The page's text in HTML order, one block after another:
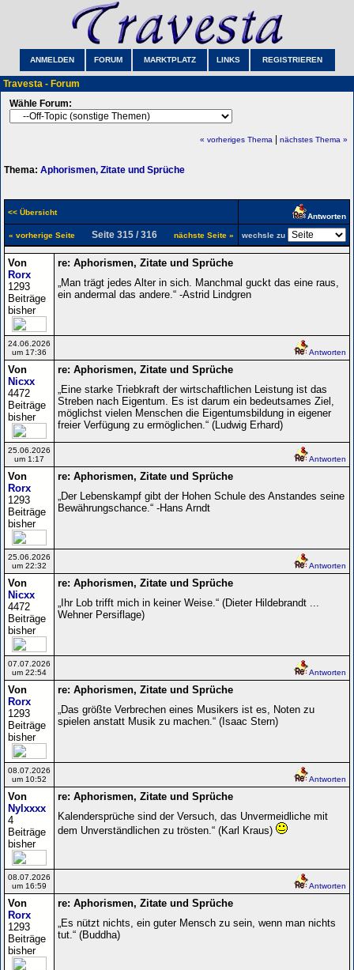
ANMELDEN FORUM MARKTPLATZ LINKS REGISTRIEREN
Travesta - Forum
Wähle Forum:
« vorheriges Thema nächstes Thema »
Thema: Aphorismen, Zitate und Sprüche
<< Übersicht Antworten
« vorherige Seite Seite 315 / 316 nächste Seite » wechsle zu
Von
Rorx
1293
Beiträge
bisher
re: Aphorismen, Zitate und Sprüche
„Man trägt jedes Alter in sich. Manchmal guckt das eine raus,
ein andermal das andere.“ -Astrid Lindgren
24.06.2026
um 17:36
Antworten
Von
Nicxx
4472
Beiträge
bisher
re: Aphorismen, Zitate und Sprüche
„Eine starke Triebkraft der wirtschaftlichen Leistung ist das
Streben nach Eigentum. Es ist darum ein bedeutsames Ziel,
möglichst vielen Menschen die Eigentumsbildung in eigener
freier Verfügung zu ermöglichen.“ (Ludwig Erhard)
25.06.2026
um 1:17
Antworten
Von
Rorx
1293
Beiträge
bisher
re: Aphorismen, Zitate und Sprüche
„Der Lebenskampf gibt der Hohen Schule des Anstandes seine
Bewährungschance.“ -Hans Arndt
25.06.2026
um 22:32
Antworten
Von
Nicxx
4472
Beiträge
bisher
re: Aphorismen, Zitate und Sprüche
„Ihr Lob trifft mich in keiner Weise.“ (Dieter Hildebrandt ...
Wehner Persiflage)
07.07.2026
um 22:54
Antworten
Von
Rorx
1293
Beiträge
bisher
re: Aphorismen, Zitate und Sprüche
„Das größte Verbrechen eines Musikers ist es, Noten zu
spielen anstatt Musik zu machen.“ (Isaac Stern)
08.07.2026
um 10:52
Antworten
Von
Nylxxxx
4
Beiträge
bisher
re: Aphorismen, Zitate und Sprüche
Kalendersprüche sind der Versuch, das Unvermeidliche mit
dem Unverständlichen zu trösten.“ (Karl Kraus)
08.07.2026
um 16:59
Antworten
Von
Rorx
1293
Beiträge
bisher
re: Aphorismen, Zitate und Sprüche
„Es nützt nichts, ein guter Mensch zu sein, wenn man nichts
tut.“ (Buddha)